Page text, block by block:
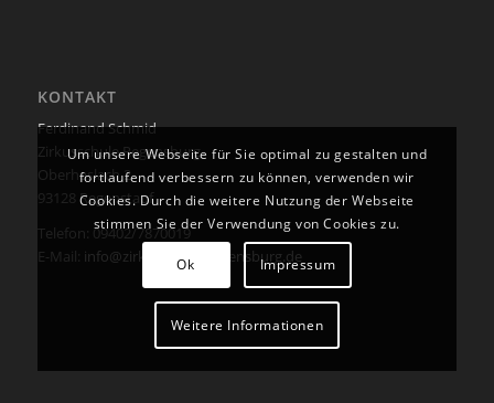
KONTAKT
Ferdinand Schmid
Zirkusschule Regensburg
Oberhaslach 2
93128 Regenstauf
Telefon: 09402/7870019
E-Mail: info@zirkusschule-regensburg.de
Um unsere Webseite für Sie optimal zu gestalten und
fortlaufend verbessern zu können, verwenden wir
Cookies. Durch die weitere Nutzung der Webseite
stimmen Sie der Verwendung von Cookies zu.
Ok Impressum
Weitere Informationen